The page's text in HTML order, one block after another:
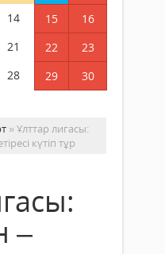
14 15
16
21 22
23
28 29
30
» Ұлттар лигасы:
күтіп тұр
–